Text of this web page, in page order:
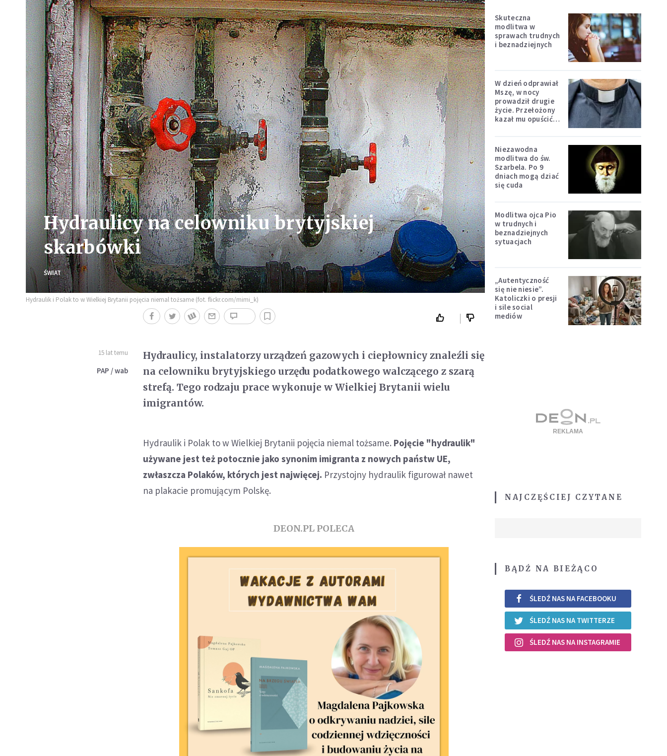
Hydraulicy na celowniku brytyjskiej
skarbówki
ŚWIAT
Hydraulik i Polak to w Wielkiej Brytanii pojęcia niemal tożsame (fot. flickr.com/mimi_k)
15 lat temu
PAP / wab
Hydraulicy, instalatorzy urządzeń gazowych i ciepłownicy znaleźli się
na celowniku brytyjskiego urzędu podatkowego walczącego z szarą
strefą. Tego rodzaju prace wykonuje w Wielkiej Brytanii wielu
imigrantów.
Hydraulik i Polak to w Wielkiej Brytanii pojęcia niemal tożsame. Pojęcie "hydraulik"
używane jest też potocznie jako synonim imigranta z nowych państw UE,
zwłaszcza Polaków, których jest najwięcej. Przystojny hydraulik figurował nawet
na plakacie promującym Polskę.
DEON.PL POLECA
Skuteczna
modlitwa w
sprawach trudnych
i beznadziejnych
W dzień odprawiał
Mszę, w nocy
prowadził drugie
życie. Przełożony
kazał mu opuścić
Niezawodna
modlitwa do św.
Szarbela. Po 9
dniach mogą dziać
się cuda
Modlitwa ojca Pio
w trudnych i
beznadziejnych
sytuacjach
„Autentyczność
się nie niesie”.
Katoliczki o presji
i sile social
mediów
NAJCZĘŚCIEJ CZYTANE
BĄDŹ NA BIEŻĄCO
ŚLEDŹ NAS NA FACEBOOKU
ŚLEDŹ NAS NA TWITTERZE
ŚLEDŹ NAS NA INSTAGRAMIE